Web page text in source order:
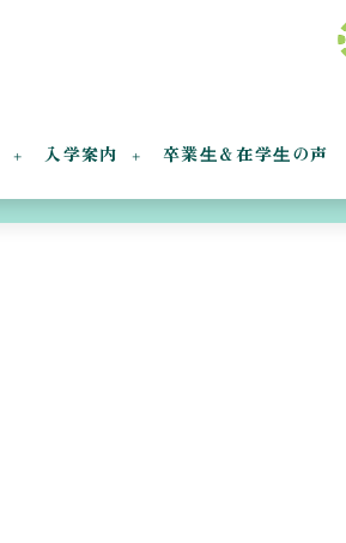
入学案内 卒業⽣＆在学⽣の声